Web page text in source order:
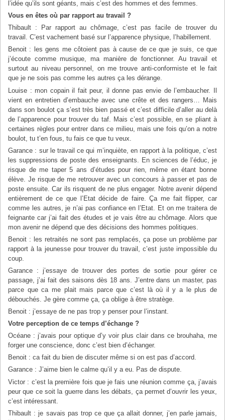
l’idée qu’ils sont géants, mais c’est des hommes et des femmes.
Vous en êtes où par rapport au travail ?
Thibault : Par rapport au chômage, c’est pas facile de trouver du
travail. C’est vachement basé sur l’apparence physique, l’habillement.
Benoit : les gens me côtoient pas à cause de ce que je suis, ce que
j’écoute comme musique, ma manière de fonctionner. Au travail et
surtout au niveau personnel, on me trouve anti-conformiste et le fait
que je ne sois pas comme les autres ça les dérange.
Louise : mon copain il fait peur, il donne pas envie de l’embaucher. Il
vient en entretien d’embauche avec une crête et des rangers… Mais
dans son boulot ça s’est très bien passé et c’est difficile d’aller au delà
de l’apparence pour trouver du taf. Mais c’est possible, en se pliant à
certaines règles pour entrer dans ce milieu, mais une fois qu’on a notre
boulot, tu t’en fous, tu fais ce que tu veux.
Garance : sur le travail ce qui m’inquiète, en rapport à la politique, c’est
les suppressions de poste des enseignants. En sciences de l’éduc, je
risque de me taper 5 ans d’études pour rien, même en étant bonne
élève. Je risque de me retrouver avec un concours à passer et pas de
poste ensuite. Car ils risquent de ne plus engager. Notre avenir dépend
entièrement de ce que l’Etat décide de faire. Ça me fait flipper, car
comme les autres, je n’ai pas confiance en l’Etat. Et on me traitera de
feignante car j’ai fait des études et je vais être au chômage. Alors que
mon avenir ne dépend que des décisions des hommes politiques.
Benoit : les retraités ne sont pas remplacés, ça pose un problème par
rapport à la jeunesse pour trouver du travail, c’est juste impossible du
coup.
Garance : j’essaye de trouver des portes de sortie pour gérer ce
passage, j’ai fait des saisons dès 18 ans. J’entre dans un master, pas
parce que ca me plait mais parce que c’est là où il y a le plus de
débouchés. Je gère comme ça, ça oblige à être stratège.
Benoit : j’essaye de ne pas trop y penser pour l’instant.
Votre perception de ce temps d’échange ?
Océane : j’avais pour optique d’y voir plus clair dans ce brouhaha, me
forger une conscience, donc c’est bien d’échanger.
Benoit : ca fait du bien de discuter même si on est pas d’accord.
Garance : J’aime bien le calme qu’il y a eu. Pas de dispute.
Victor : c’est la première fois que je fais une réunion comme ça, j’avais
peur que ce soit la guerre dans les débats, ça permet d’ouvrir les yeux,
c’est intéressant.
Thibault : je savais pas trop ce que ça allait donner, j’en parle jamais,